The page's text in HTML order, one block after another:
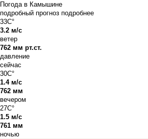
Погода в Камышине
подробный прогноз подробнее
33C°
3.2 м/с
ветер
762 мм рт.ст.
давление
сейчас
30C°
1.4 м/с
762 мм
вечером
27C°
1.5 м/с
761 мм
ночью